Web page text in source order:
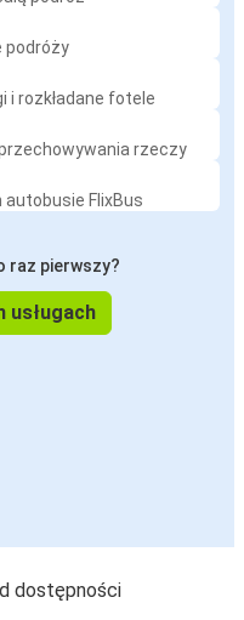
podróży
i rozkładane fotele
rzeczy
FlixBus
raz pierwszy?
usługach
dostępności